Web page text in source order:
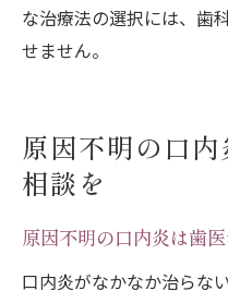
な治療法の選択には、歯
せません。
原因不明の口
相談を
原因不明の口内炎は歯
口内炎がなかなか治らな